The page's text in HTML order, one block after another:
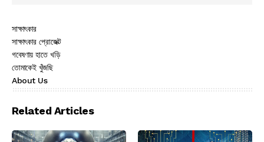
সাক্ষাৎকার
সাক্ষাৎকার প্রোজেক্ট
গবেষণায় হাতে খড়ি
তোমাকেই খুঁজছি
About Us
Related Articles